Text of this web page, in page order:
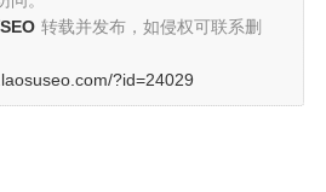
转载并发布，如侵权可联系删
?id=24029